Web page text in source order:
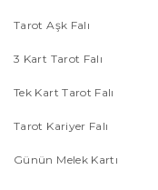
Tarot Aşk Falı
3 Kart Tarot Falı
Tek Kart Tarot Falı
Tarot Kariyer Falı
Günün Melek Kartı